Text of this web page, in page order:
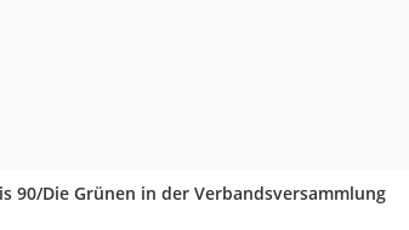
Die Grünen in der Verbandsversammlung